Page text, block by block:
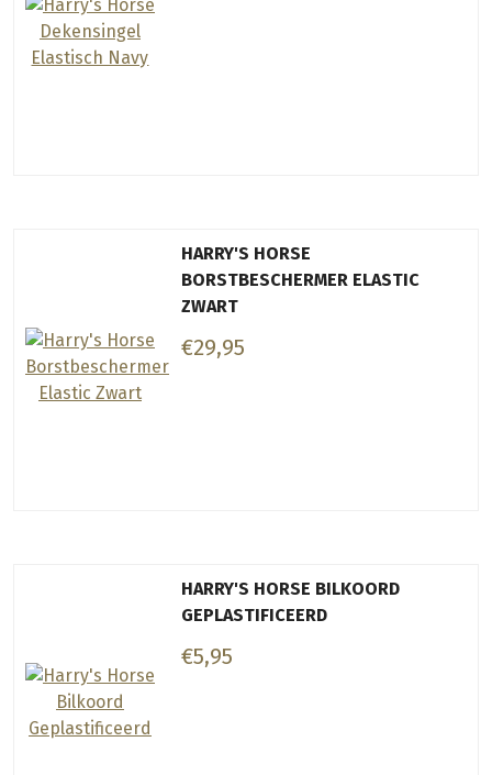
HARRY'S HORSE
BORSTBESCHERMER ELASTIC
ZWART
€29,95
HARRY'S HORSE BILKOORD
GEPLASTIFICEERD
€5,95